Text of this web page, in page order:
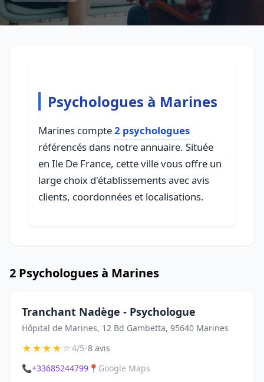
Psychologues à Marines
Marines compte2 psychologues
référencés dans notre annuaire. Située
en Ile De France, cette ville vous offre un
large choix d'établissements avec avis
clients, coordonnées et localisations.
2 Psychologues à Marines
Tranchant Nadège - Psychologue
Hôpital de Marines, 12 Bd Gambetta, 95640 Marines
★★★★☆4/5•8 avis
📞+33685244799 📍 Google Maps